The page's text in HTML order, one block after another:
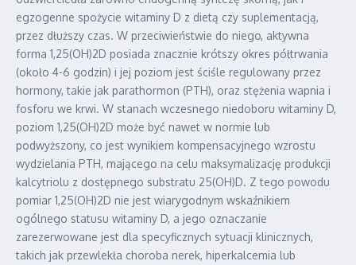
egzogenne spożycie witaminy D z dietą czy suplementacją,
przez dłuższy czas. W przeciwieństwie do niego, aktywna
forma 1,25(OH)2D posiada znacznie krótszy okres półtrwania
(około 4-6 godzin) i jej poziom jest ściśle regulowany przez
hormony, takie jak parathormon (PTH), oraz stężenia wapnia i
fosforu we krwi. W stanach wczesnego niedoboru witaminy D,
poziom 1,25(OH)2D może być nawet w normie lub
podwyższony, co jest wynikiem kompensacyjnego wzrostu
wydzielania PTH, mającego na celu maksymalizację produkcji
kalcytriolu z dostępnego substratu 25(OH)D. Z tego powodu
pomiar 1,25(OH)2D nie jest wiarygodnym wskaźnikiem
ogólnego statusu witaminy D, a jego oznaczanie
zarezerwowane jest dla specyficznych sytuacji klinicznych,
takich jak przewlekła choroba nerek, hiperkalcemia lub